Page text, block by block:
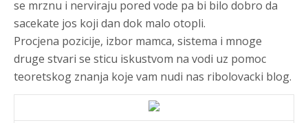
se mrznu i nerviraju pored vode pa bi bilo dobro da
sacekate jos koji dan dok malo otopli.
Procjena pozicije, izbor mamca, sistema i mnoge
druge stvari se sticu iskustvom na vodi uz pomoc
teoretskog znanja koje vam nudi nas ribolovacki blog.